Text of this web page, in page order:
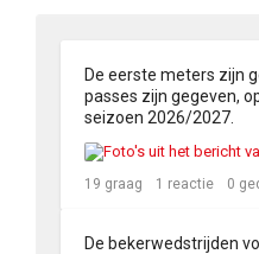
De eerste meters zijn
passes zijn gegeven,
seizoen 2026/2027.
19 graag 1 reactie 0
De bekerwedstrijden